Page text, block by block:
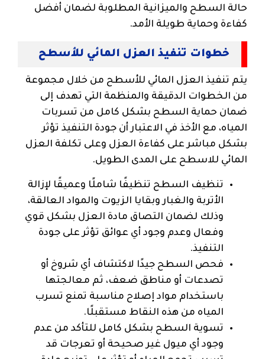
حالة السطح والميزانية المطلوبة لضمان أفضل
كفاءة وحماية طويلة الأمد.
خطوات تنفيذ العزل المائي للأسطح
يتم تنفيذ العزل المائي للأسطح من خلال مجموعة
من الخطوات الدقيقة والمنظمة التي تهدف إلى
ضمان حماية السطح بشكل كامل من تسربات
المياه، مع الأخذ في الاعتبار أن جودة التنفيذ تؤثر
بشكل مباشر على كفاءة العزل وعلى تكلفة العزل
المائي للاسطح على المدى الطويل.
تنظيف السطح تنظيفًا شاملًا وعميقًا لإزالة
الأتربة والغبار وبقايا الزيوت والمواد العالقة،
وذلك لضمان التصاق مادة العزل بشكل قوي
وفعال وعدم وجود أي عوائق تؤثر على جودة
التنفيذ.
فحص السطح جيدًا لاكتشاف أي شروخ أو
تصدعات أو مناطق ضعف، ثم معالجتها
باستخدام مواد إصلاح مناسبة تمنع تسرب
المياه من هذه النقاط مستقبلًا.
تسوية السطح بشكل كامل للتأكد من عدم
وجود أي ميول غير صحيحة أو تعرجات قد